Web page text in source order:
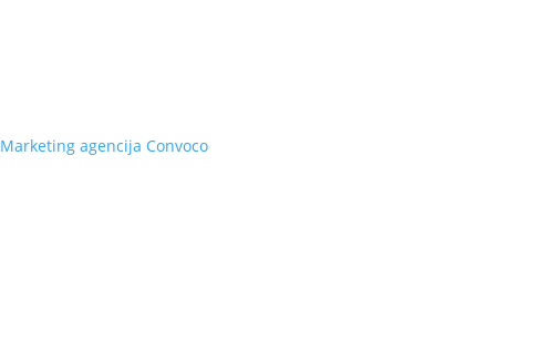
Marketing agencija Convoco